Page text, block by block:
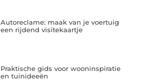
Autoreclame: maak van je voertuig
een rijdend visitekaartje
Praktische gids voor wooninspiratie
en tuinideeën